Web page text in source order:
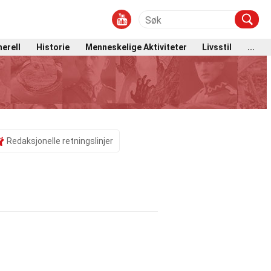
Historie Menneskelige Aktiviteter Livsstil
...
Redaksjonelle retningslinjer